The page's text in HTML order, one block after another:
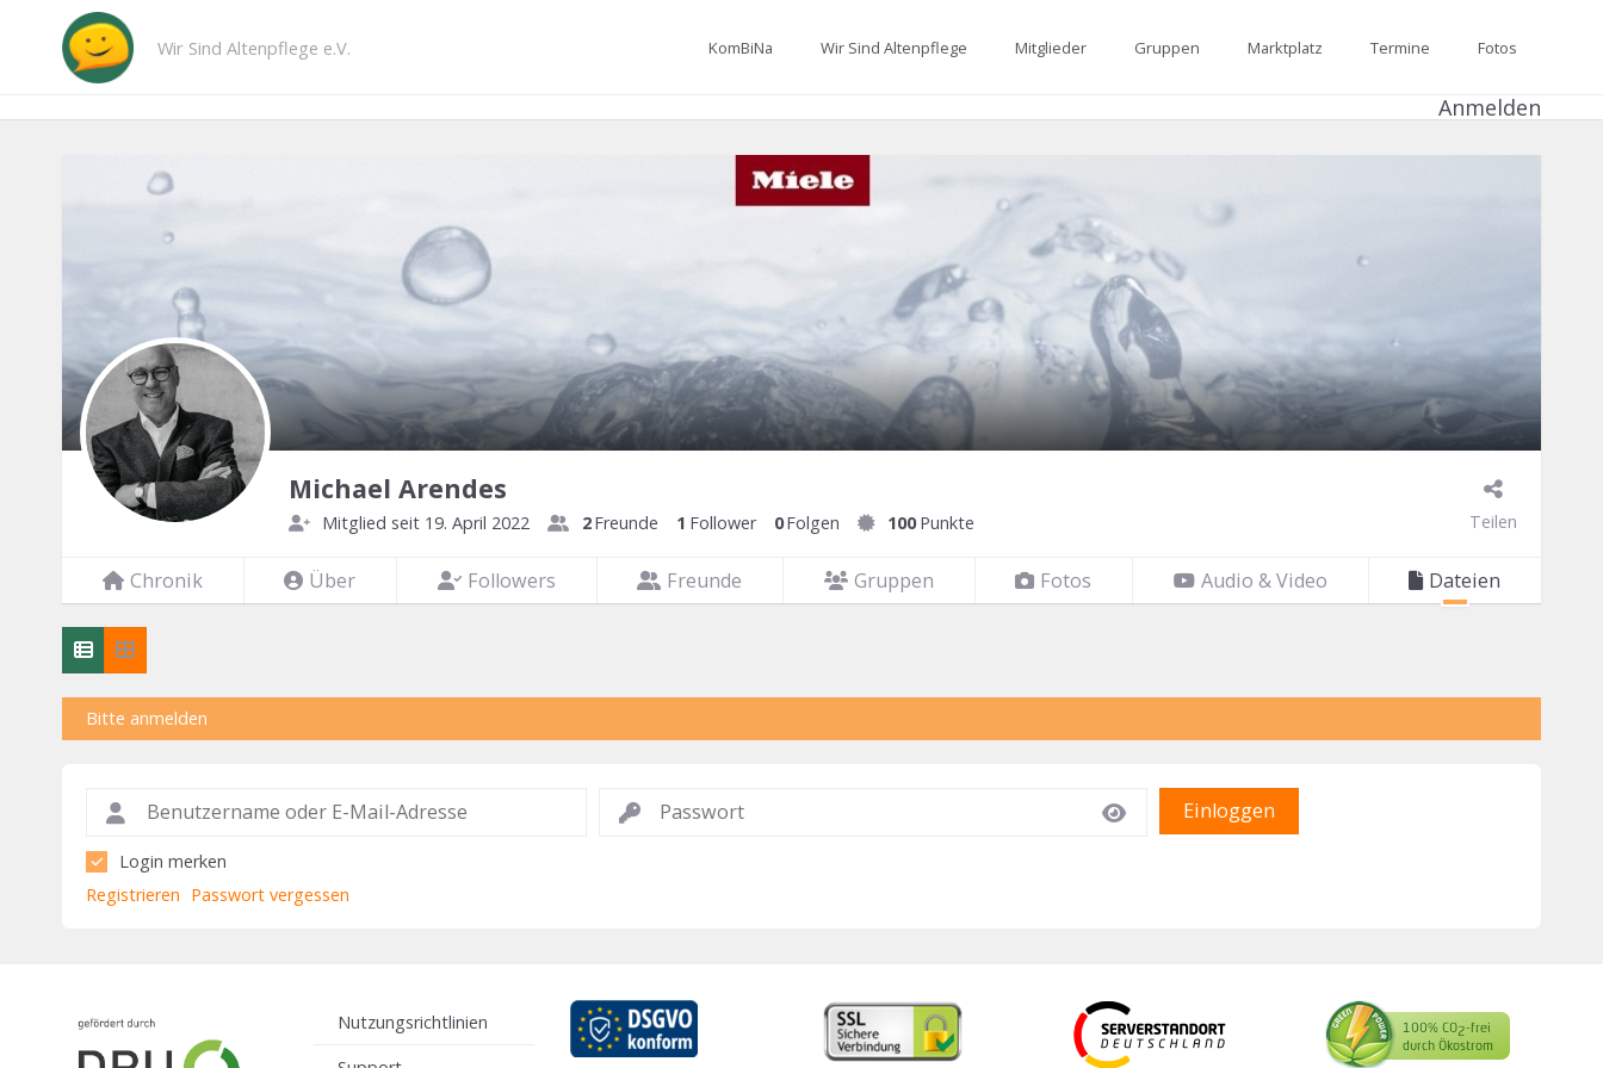
Wir Sind Altenpflege e.V. KomBiNa Wir Sind Altenpflege Mitglieder Gruppen Marktplatz Termine Fotos
Anmelden
Michael Arendes
Mitglied seit 19. April 2022 2Freunde 1 Follower 0Folgen 100 Punkte Teilen
Chronik Über Followers Freunde Gruppen Fotos Audio & Video Dateien
Bitte anmelden
Einloggen
Login merken
Registrieren Passwort vergessen
Nutzungsrichtlinien